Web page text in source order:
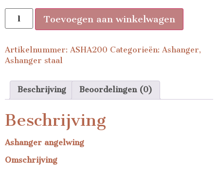
Toevoegen aan winkelwagen
Artikelnummer: ASHA200 Categorieën: Ashanger,
Ashanger staal
Beschrijving Beoordelingen (0)
Beschrijving
Ashanger angelwing
Omschrijving